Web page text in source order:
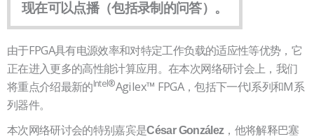
现在可以点播（包括录制的问答）。
由于FPGA具有电源效率和对特定工作负载的适应性等优势，它
正在进入更多的高性能计算应用。在本次网络研讨会上，我们
将重点介绍最新的Intel®Agilex™ FPGA，包括下一代I系列和M系
列器件。
本次网络研讨会的特别嘉宾是César González，他将解释巴塞